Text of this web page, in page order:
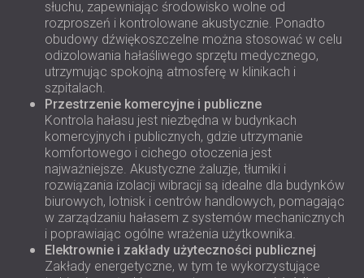
słuchu, zapewniając środowisko wolne od
rozproszeń i kontrolowane akustycznie. Ponadto
obudowy dźwiękoszczelne można stosować w celu
odizolowania hałaśliwego sprzętu medycznego,
utrzymując spokojną atmosferę w klinikach i
szpitalach.
Przestrzenie komercyjne i publiczne
Kontrola hałasu jest niezbędna w budynkach
komercyjnych i publicznych, gdzie utrzymanie
komfortowego i cichego otoczenia jest
najważniejsze. Akustyczne żaluzje, tłumiki i
rozwiązania izolacji wibracji są idealne dla budynków
biurowych, lotnisk i centrów handlowych, pomagając
w zarządzaniu hałasem z systemów mechanicznych
i poprawiając ogólne wrażenia użytkownika.
Elektrownie i zakłady użyteczności publicznej
Zakłady energetyczne, w tym te wykorzystujące